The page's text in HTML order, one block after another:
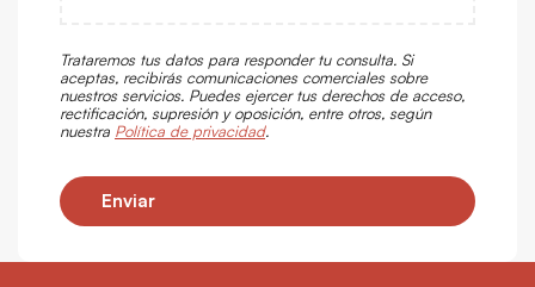
Trataremos tus datos para responder tu consulta. Si
aceptas, recibirás comunicaciones comerciales sobre
nuestros servicios. Puedes ejercer tus derechos de acceso,
rectificación, supresión y oposición, entre otros, según
nuestra Política de privacidad.
Enviar